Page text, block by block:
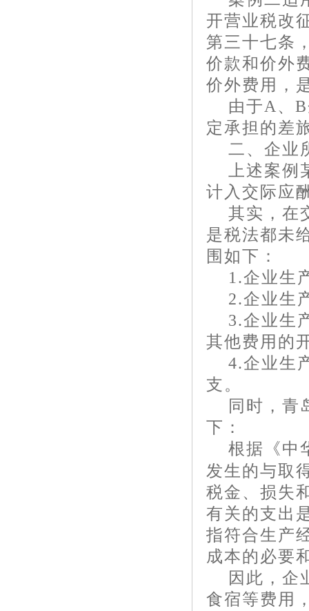
开营业税改
第三十七条
价款和价外
价外费用，
由于A 、 B
定承担的差
二、企业
上述案
计入交际应
其实，在
是税法都未
围如下：
1.企业生
2.企业生
3.企业生
其他费用的
4.企业生
支。
同时，青
下：
根据《中
发生的与取
税金、损失
有关的支出
指符合生产
成本的必要
因此，企
食宿等费用